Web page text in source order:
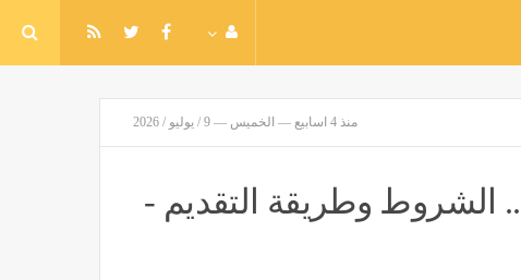
منذ 4 اسابيع — الخميس — 9 / يوليو / 2026
وظيفة خالية في شركة CI Capital.. الشروط وطريقة التقديم -